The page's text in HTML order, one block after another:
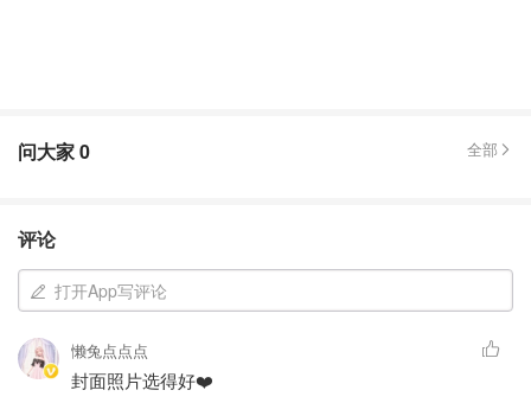
问大家0 全部
评论
打开App写评论
懒兔点点点
封面照片选得好❤️